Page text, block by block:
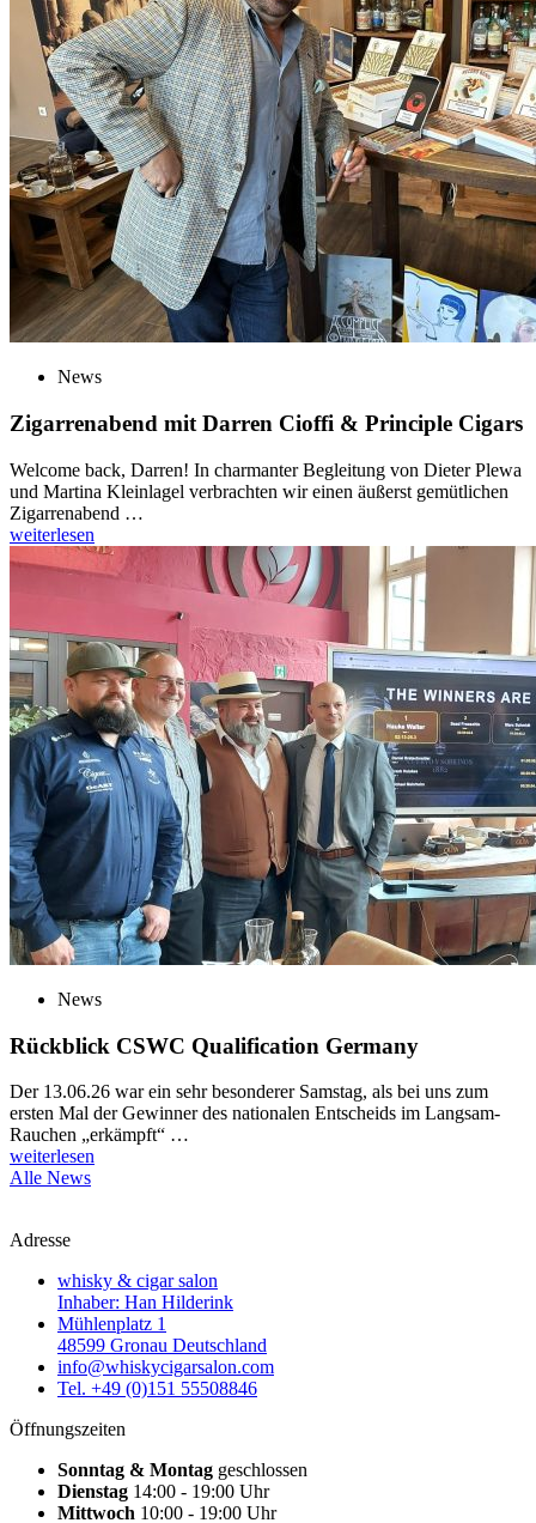
News
Zigarrenabend mit Darren Cioffi & Principle Cigars
Welcome back, Darren! In charmanter Begleitung von Dieter Plewa
und Martina Kleinlagel verbrachten wir einen äußerst gemütlichen
Zigarrenabend …
weiterlesen
News
Rückblick CSWC Qualification Germany
Der 13.06.26 war ein sehr besonderer Samstag, als bei uns zum
ersten Mal der Gewinner des nationalen Entscheids im Langsam-
Rauchen „erkämpft“ …
weiterlesen
Alle News
Adresse
whisky & cigar salon
Inhaber: Han Hilderink
Mühlenplatz 1
48599 Gronau Deutschland
info@whiskycigarsalon.com
Tel. +49 (0)151 55508846
Öffnungszeiten
Sonntag & Montag geschlossen
Dienstag 14:00 - 19:00 Uhr
Mittwoch 10:00 - 19:00 Uhr